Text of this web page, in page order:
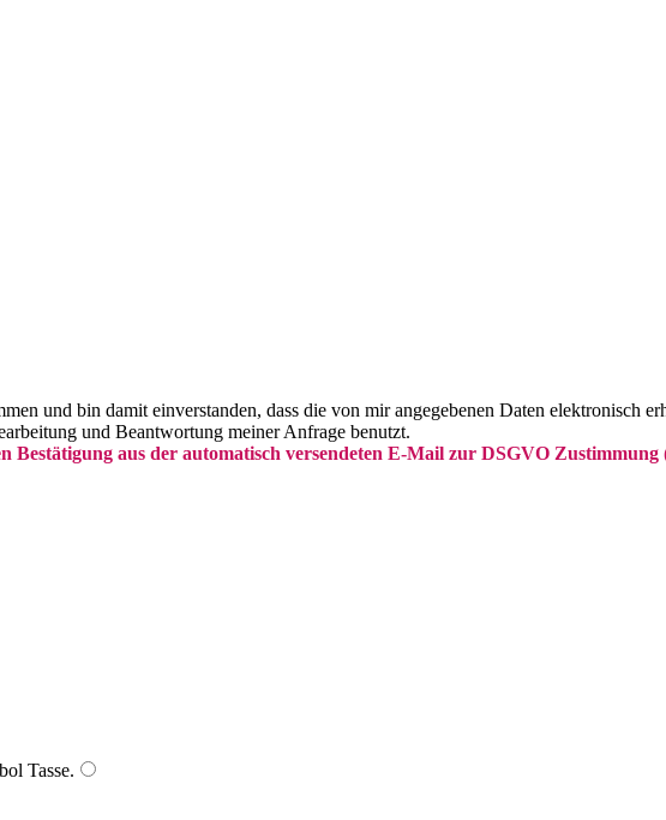
und bin damit einverstanden, dass die von mir angegebenen Daten elektronisch
und Beantwortung meiner Anfrage benutzt.
Bestätigung aus der automatisch versendeten E-Mail zur DSGVO
Tasse.